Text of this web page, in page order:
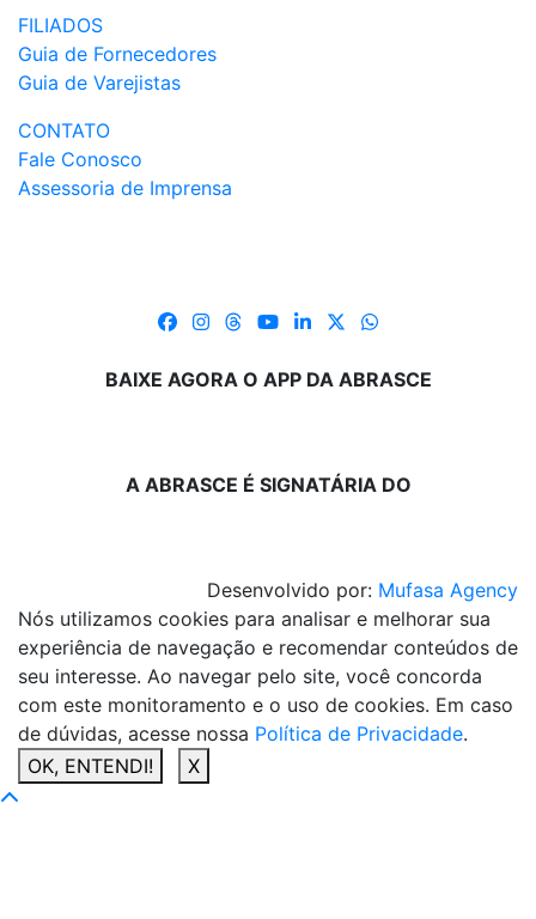
FILIADOS
Guia de Fornecedores
Guia de Varejistas
CONTATO
Fale Conosco
Assessoria de Imprensa
BAIXE AGORA O APP DA ABRASCE
A ABRASCE É SIGNATÁRIA DO
Desenvolvido por: Mufasa Agency
Nós utilizamos cookies para analisar e melhorar sua
experiência de navegação e recomendar conteúdos de
seu interesse. Ao navegar pelo site, você concorda
com este monitoramento e o uso de cookies. Em caso
de dúvidas, acesse nossa Política de Privacidade.
OK, ENTENDI!
X